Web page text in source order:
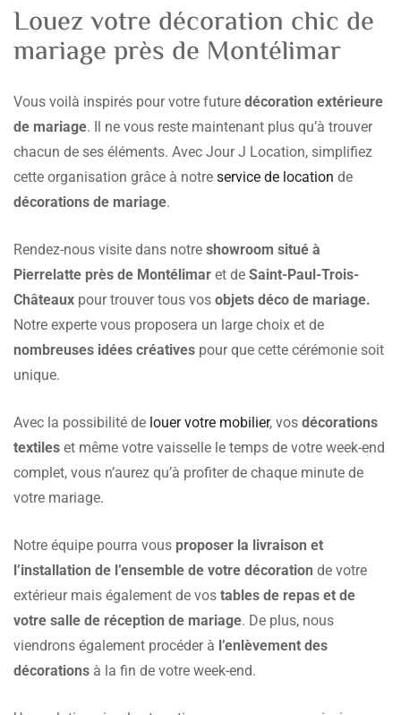
Louez votre décoration chic de
mariage près de Montélimar
Vous voilà inspirés pour votre future décoration extérieure
de mariage. Il ne vous reste maintenant plus qu’à trouver
chacun de ses éléments. Avec Jour J Location, simplifiez
cette organisation grâce à notre service de location de
décorations de mariage.
Rendez-nous visite dans notre showroom situé à
Pierrelatte près de Montélimar et de Saint-Paul-Trois-
Châteaux pour trouver tous vos objets déco de mariage.
Notre experte vous proposera un large choix et de
nombreuses idées créatives pour que cette cérémonie soit
unique.
Avec la possibilité de louer votre mobilier, vos décorations
textiles et même votre vaisselle le temps de votre week-end
complet, vous n’aurez qu’à profiter de chaque minute de
votre mariage.
Notre équipe pourra vous proposer la livraison et
l’installation de l’ensemble de votre décoration de votre
extérieur mais également de vos tables de repas et de
votre salle de réception de mariage. De plus, nous
viendrons également procéder à l’enlèvement des
décorations à la fin de votre week-end.